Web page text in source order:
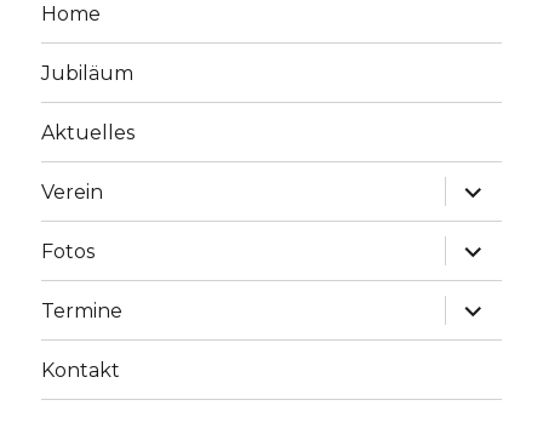
Home
Jubiläum
Aktuelles
Verein
öffnen
Fotos
öffnen
Termine
öffnen
Kontakt